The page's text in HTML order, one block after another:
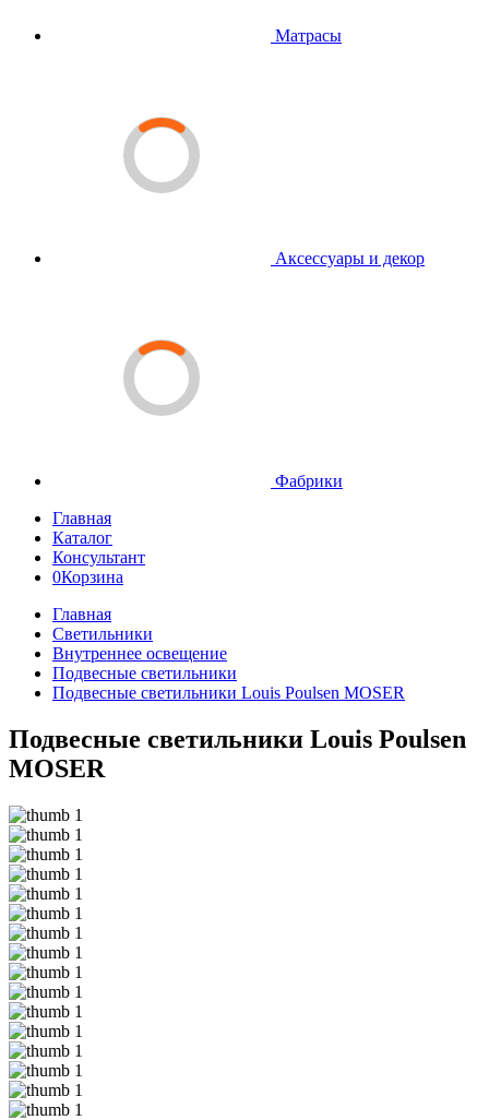
Матрасы
Аксессуары и декор
Фабрики
Главная
Каталог
Консультант
0Корзина
Главная
Светильники
Внутреннее освещение
Подвесные светильники
Подвесные светильники Louis Poulsen MOSER
Подвесные светильники Louis Poulsen
MOSER